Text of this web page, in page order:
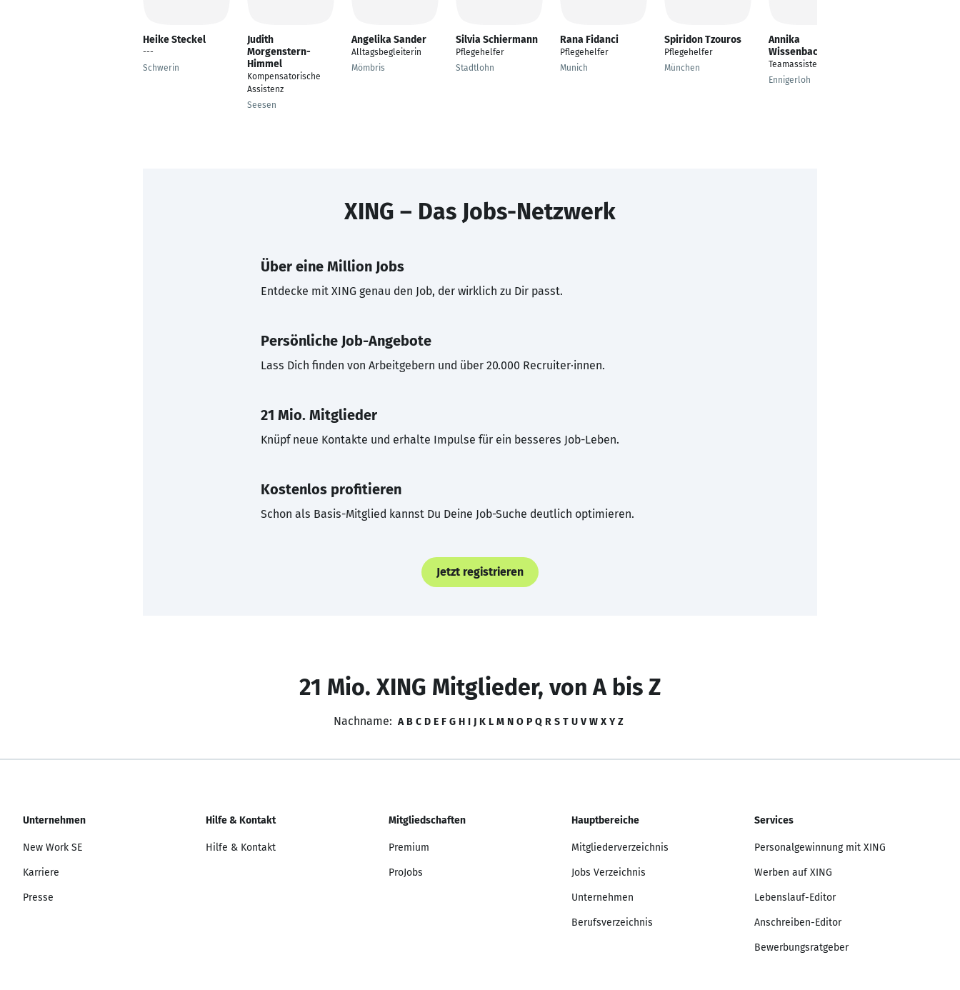
Heike Steckel
---
Schwerin
Judith
Morgenstern-
Himmel
Kompensatorische
Assistenz
Seesen
Angelika Sander
Alltagsbegleiterin
Mömbris
Silvia Schiermann
Pflegehelfer
Stadtlohn
Rana Fidanci
Pflegehelfer
Munich
Spiridon Tzouros
Pflegehelfer
München
Annika
Wissenbach
Teamassistentin
Ennigerloh
XING – Das Jobs-Netzwerk
Über eine Million Jobs
Entdecke mit XING genau den Job, der wirklich zu Dir passt.
Persönliche Job-Angebote
Lass Dich finden von Arbeitgebern und über 20.000 Recruiter·innen.
21 Mio. Mitglieder
Knüpf neue Kontakte und erhalte Impulse für ein besseres Job-Leben.
Kostenlos profitieren
Schon als Basis-Mitglied kannst Du Deine Job-Suche deutlich optimieren.
Jetzt registrieren
21 Mio. XING Mitglieder, von A bis Z
Nachname: A B C D E F G H I J K L M N O P Q R S T U V W X Y Z
Unternehmen
New Work SE
Karriere
Presse
Hilfe & Kontakt
Hilfe & Kontakt
Mitgliedschaften
Premium
ProJobs
Hauptbereiche
Mitgliederverzeichnis
Jobs Verzeichnis
Unternehmen
Berufsverzeichnis
Services
Personalgewinnung mit XING
Werben auf XING
Lebenslauf-Editor
Anschreiben-Editor
Bewerbungsratgeber